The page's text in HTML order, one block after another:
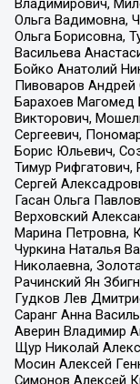
Владимирович,
Ольга Вадимовна,
Ольга Борисовна,
Васильева
Бойко Анатолий
Пивоваров Андрей
Барахоев Магомед
Викторович,
Сергеевич,
Борис Юльевич,
Тимур Рифгатович,
Сергей
Гасан Ольга
Верховский
Марина Петровна,
Чуркина Наталья
Николаевна,
Рачинский Ян
Гудков Лев
Саранг Анна
Аверин Владимир
Щур Николай
Мосин Алексей
Симонов Алексей